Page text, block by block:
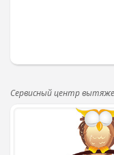
Сервисный центр